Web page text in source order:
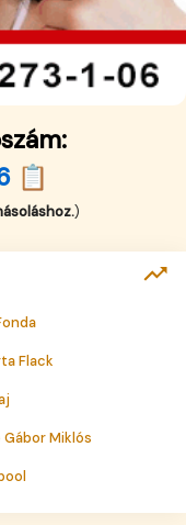
📋
)
Flack
Gábor Miklós